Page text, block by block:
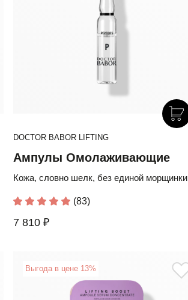
DOCTOR BABOR LIFTING
Ампулы Омолаживающие
Кожа, словно шелк, без единой морщинки
(83)
7 810 ₽
Выгода в цене 13%